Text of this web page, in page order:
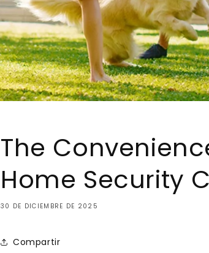
The
Home Security
30 DE DICIEMBRE DE 2025
Compartir